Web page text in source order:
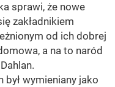
sprawi, że nowe
zakładnikiem
od ich dobrej
a na to naród
był wymieniany jako